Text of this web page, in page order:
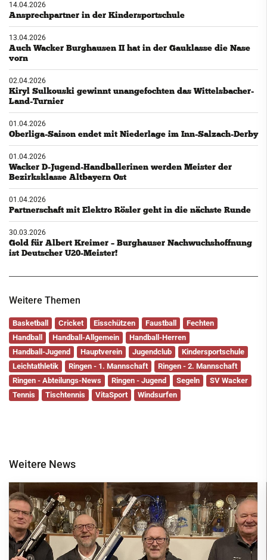
14.04.2026
Ansprechpartner in der Kindersportschule
13.04.2026
Auch Wacker Burghausen II hat in der Gauklasse die Nase
vorn
02.04.2026
Kiryl Sulkouski gewinnt unangefochten das Wittelsbacher-
Land-Turnier
01.04.2026
Oberliga-Saison endet mit Niederlage im Inn-Salzach-Derby
01.04.2026
Wacker D-Jugend-Handballerinen werden Meister der
Bezirksklasse Altbayern Ost
01.04.2026
Partnerschaft mit Elektro Rösler geht in die nächste Runde
30.03.2026
Gold für Albert Kreimer – Burghauser Nachwuchshoffnung
ist Deutscher U20-Meister!
Weitere Themen
Basketball Cricket Eisschützen Faustball
Fechten
Handball
Handball-Allgemein
Handball-Herren
Handball-Jugend
Hauptverein Jugendclub
Kindersportschule
Leichtathletik
Ringen - 1. Mannschaft
Ringen - 2. Mannschaft
Ringen - Abteilungs-News
Ringen - Jugend Segeln
SV Wacker
Tennis
Tischtennis VitaSport Windsurfen
Weitere News